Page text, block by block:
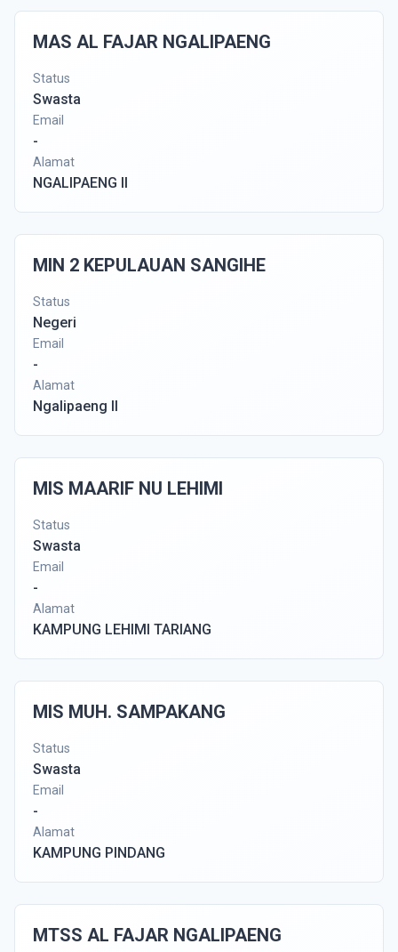
MAS AL FAJAR NGALIPAENG
Status
Swasta
Email
-
Alamat
NGALIPAENG II
MIN 2 KEPULAUAN SANGIHE
Status
Negeri
Email
-
Alamat
Ngalipaeng II
MIS MAARIF NU LEHIMI
Status
Swasta
Email
-
Alamat
KAMPUNG LEHIMI TARIANG
MIS MUH. SAMPAKANG
Status
Swasta
Email
-
Alamat
KAMPUNG PINDANG
MTSS AL FAJAR NGALIPAENG